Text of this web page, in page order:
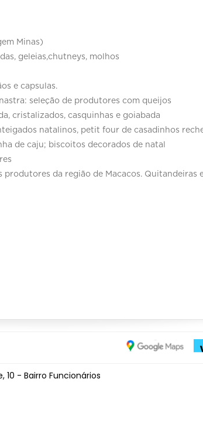
Minas)
geleias,chutneys, molhos
e capsulas.
seleção de produtores com queijos
cristalizados, casquinhas e goiabada
natalinos, petit four de casadinhos
de caju; biscoitos decorados de natal
da região de Macacos. Quitandeiras
10 - Bairro Funcionários